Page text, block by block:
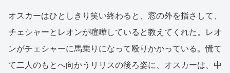
オスカーはひとしきり笑い終わると、窓の外を指さして、
チェシャーとレオンが喧嘩していると教えてくれた。レオ
ンがチェシャーに馬乗りになって殴りかかっている。慌て
て二人のもとへ向かうリリスの後ろ姿に、オスカーは、中